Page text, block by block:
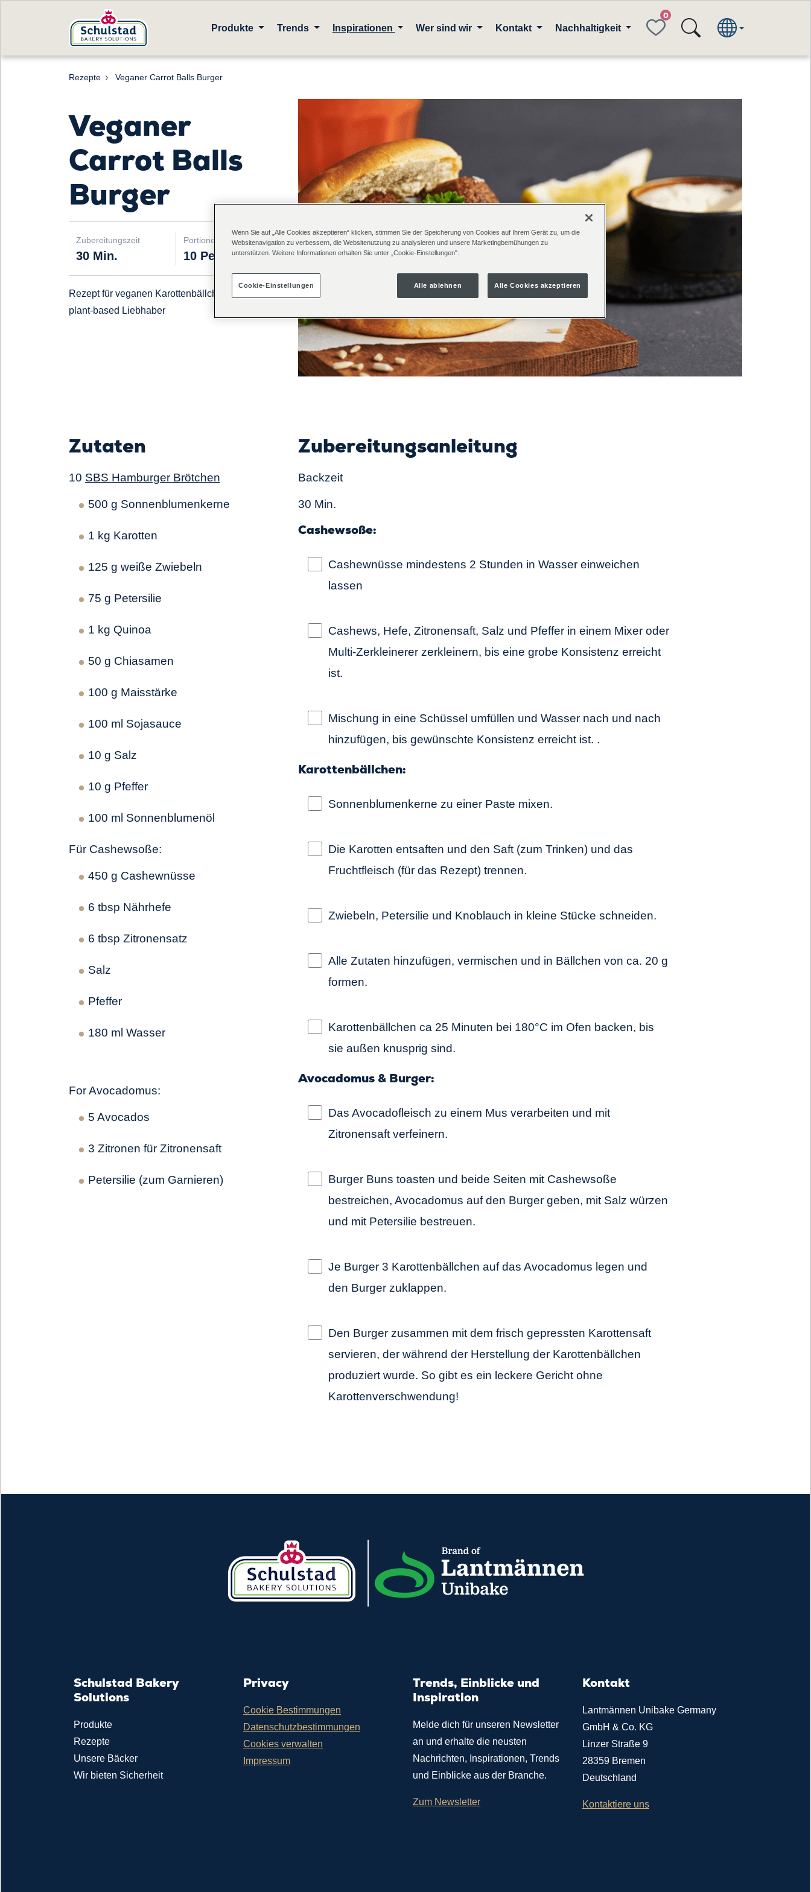
Produkte Trends Inspirationen Wer sind wir Kontakt Nachhaltigkeit FAVORITES
Rezepte Veganer Carrot Balls Burger
Veganer
Carrot Balls
Burger
Zubereitungszeit
30 Min.
Portionen
10 Personen
Rezept für veganen Karottenbällchen Burger für
plant-based Liebhaber
Zutaten
10 SBS Hamburger Brötchen
500 g Sonnenblumenkerne
1 kg Karotten
125 g weiße Zwiebeln
75 g Petersilie
1 kg Quinoa
50 g Chiasamen
100 g Maisstärke
100 ml Sojasauce
10 g Salz
10 g Pfeffer
100 ml Sonnenblumenöl
Für Cashewsoße:
450 g Cashewnüsse
6 tbsp Nährhefe
6 tbsp Zitronensatz
Salz
Pfeffer
180 ml Wasser
For Avocadomus:
5 Avocados
3 Zitronen für Zitronensaft
Petersilie (zum Garnieren)
Zubereitungsanleitung
Backzeit
30 Min.
Cashewsoße:
Cashewnüsse mindestens 2 Stunden in Wasser einweichen
lassen
Cashews, Hefe, Zitronensaft, Salz und Pfeffer in einem Mixer oder
Multi-Zerkleinerer zerkleinern, bis eine grobe Konsistenz erreicht
ist.
Mischung in eine Schüssel umfüllen und Wasser nach und nach
hinzufügen, bis gewünschte Konsistenz erreicht ist. .
Karottenbällchen:
Sonnenblumenkerne zu einer Paste mixen.
Die Karotten entsaften und den Saft (zum Trinken) und das
Fruchtfleisch (für das Rezept) trennen.
Zwiebeln, Petersilie und Knoblauch in kleine Stücke schneiden.
Alle Zutaten hinzufügen, vermischen und in Bällchen von ca. 20 g
formen.
Karottenbällchen ca 25 Minuten bei 180°C im Ofen backen, bis
sie außen knusprig sind.
Avocadomus & Burger:
Das Avocadofleisch zu einem Mus verarbeiten und mit
Zitronensaft verfeinern.
Burger Buns toasten und beide Seiten mit Cashewsoße
bestreichen, Avocadomus auf den Burger geben, mit Salz würzen
und mit Petersilie bestreuen.
Je Burger 3 Karottenbällchen auf das Avocadomus legen und
den Burger zuklappen.
Den Burger zusammen mit dem frisch gepressten Karottensaft
servieren, der während der Herstellung der Karottenbällchen
produziert wurde. So gibt es ein leckere Gericht ohne
Karottenverschwendung!
Schulstad Bakery
Solutions
Produkte
Rezepte
Unsere Bäcker
Wir bieten Sicherheit
Privacy
Cookie Bestimmungen
Datenschutzbestimmungen
Cookies verwalten
Impressum
Trends, Einblicke und
Inspiration
Melde dich für unseren Newsletter
an und erhalte die neusten
Nachrichten, Inspirationen, Trends
und Einblicke aus der Branche.
Zum Newsletter
Kontakt
Lantmännen Unibake Germany
GmbH & Co. KG
Linzer Straße 9
28359 Bremen
Deutschland
Kontaktiere uns
Wenn Sie auf „Alle Cookies akzeptieren“ klicken, stimmen Sie der Speicherung von Cookies auf Ihrem Gerät zu, um die
Websitenavigation zu verbessern, die Websitenutzung zu analysieren und unsere Marketingbemühungen zu
unterstützen. Weitere Informationen erhalten Sie unter „Cookie-Einstellungen".
Cookie-Einstellungen Alle ablehnen Alle Cookies akzeptieren